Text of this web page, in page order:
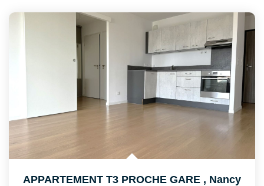
APPARTEMENT T3 PROCHE GARE , Nancy